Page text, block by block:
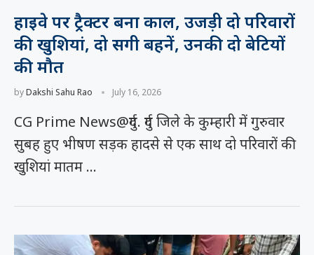
हाइवे पर ट्रैक्टर बना काल, उजड़ी दो परिवारों
की खुशियां, दो सगी बहनें, उनकी दो बेटियों
की मौत
byDakshi Sahu Rao July 16, 2026
CG Prime News@दुर्ग. दुर्ग जिले के कुम्हारी में गुरुवार
सुबह हुए भीषण सड़क हादसे से एक साथ दो परिवारों की
खुशियां मातम …